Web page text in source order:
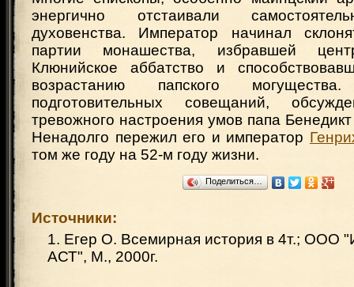
энергично отстаивали
духовенства. Император начинал
партии монашества, избравшей
Клюнийское аббатство и
возрастанию папского
подготовительных совещаний,
тревожного настроения умов папа
Ненадолго пережил его и император
том же году на 52-м году жизни.
Поделиться…
Источники:
1. Егер О. Всемирная история в 4т.; ООО
АСТ", М., 2000г.